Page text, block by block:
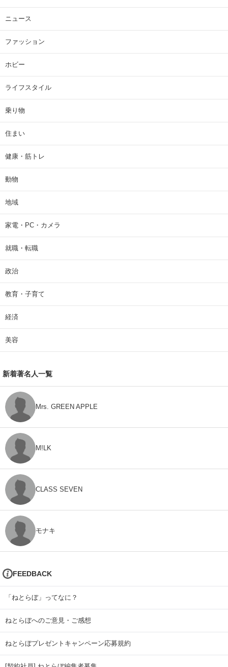
ニュース
ファッション
ホビー
ライフスタイル
乗り物
住まい
健康・筋トレ
動物
地域
家電・PC・カメラ
就職・転職
政治
教育・子育て
経済
美容
新着著名人一覧
Mrs. GREEN APPLE
M!LK
CLASS SEVEN
モナキ
FEEDBACK
「ねとらぼ」ってなに？
ねとらぼへのご意見・ご感想
ねとらぼプレゼントキャンペーン応募規約